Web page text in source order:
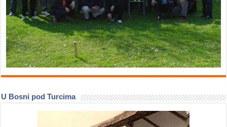
U Bosni pod Turcima